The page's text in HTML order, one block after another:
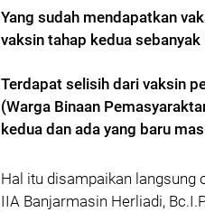
Yang sudah mendapatkan
vaksin tahap kedua
Terdapat selisih dari vaksin
(Warga Binaan
kedua dan ada yang baru
Hal itu disampaikan langsung
IIA Banjarmasin Herliadi,